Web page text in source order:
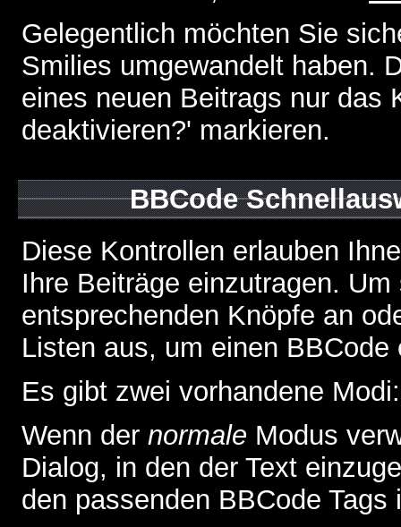
Gelegentlich möchten Sie
Smilies umgewandelt haben.
eines neuen Beitrags nur das
deaktivieren?' markieren.
BBCode
Diese Kontrollen erlauben
Ihre Beiträge einzutragen.
entsprechenden Knöpfe an
Listen aus, um einen BBCode
Es gibt zwei vorhandene
Wenn der normale Modus
Dialog, in den der Text
den passenden BBCode